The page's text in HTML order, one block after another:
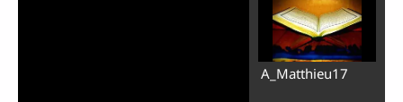
A_Matthieu17